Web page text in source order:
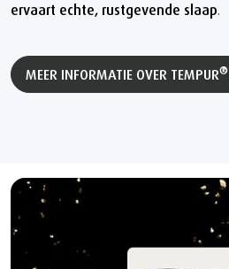
ervaart echte, rustgevende slaap.
MEER INFORMATIE OVER TEMPUR®